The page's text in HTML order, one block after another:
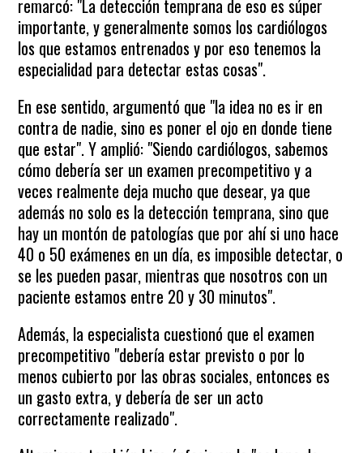
remarcó: "La detección temprana de eso es súper
importante, y generalmente somos los cardiólogos
los que estamos entrenados y por eso tenemos la
especialidad para detectar estas cosas".
En ese sentido, argumentó que "la idea no es ir en
contra de nadie, sino es poner el ojo en donde tiene
que estar". Y amplió: "Siendo cardiólogos, sabemos
cómo debería ser un examen precompetitivo y a
veces realmente deja mucho que desear, ya que
además no solo es la detección temprana, sino que
hay un montón de patologías que por ahí si uno hace
40 o 50 exámenes en un día, es imposible detectar, o
se les pueden pasar, mientras que nosotros con un
paciente estamos entre 20 y 30 minutos".
Además, la especialista cuestionó que el examen
precompetitivo "debería estar previsto o por lo
menos cubierto por las obras sociales, entonces es
un gasto extra, y debería de ser un acto
correctamente realizado".